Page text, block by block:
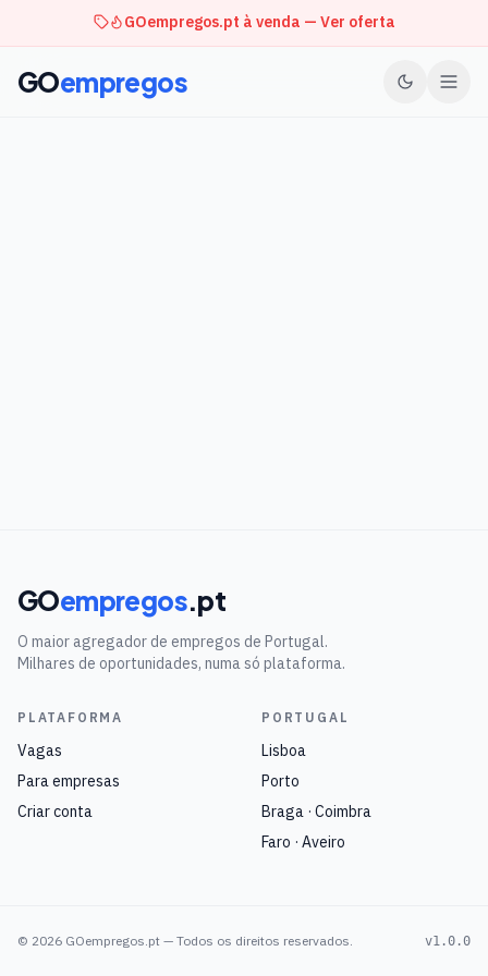
GOempregos.pt à venda — Ver oferta
GOempregos
GOempregos.pt
O maior agregador de empregos de Portugal.
Milhares de oportunidades, numa só plataforma.
PLATAFORMA
Vagas
Para empresas
Criar conta
PORTUGAL
Lisboa
Porto
Braga · Coimbra
Faro · Aveiro
© 2026 GOempregos.pt — Todos os direitos reservados. v1.0.0